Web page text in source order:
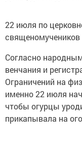
22 июля по
священомучеников
Согласно
венчания и
Ограничений на
именно 22 июля
чтобы огурцы
прикапывала на